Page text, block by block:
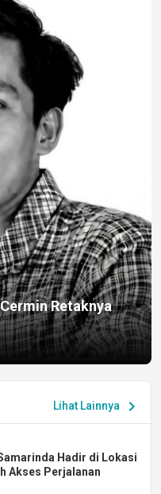
Retaknya
Lihat Lainnya chevron_right
Hadir di Lokasi
Akses Perjalanan